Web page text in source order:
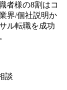
業務
の支
AI
技術
者様の8割はコ
界/個社説明か
ル転職を成功
談